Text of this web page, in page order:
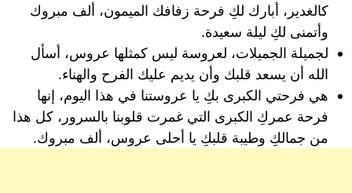
كالغدير، أبارك لكِ فرحة زفافك الميمون، ألف مبروك
وأتمنى لكِ ليلة سعيدة.
لجميلة الجميلات، لعروسة ليس كمثلها عروس، أسأل
الله أن يسعد قلبك وأن يديم عليك الفرح والهناء.
هي فرحتي الكبرى بكِ يا عروستنا في هذا اليوم، إنها
فرحة عمركِ الكبرى التي غمرت قلوبنا بالسرور، كل هذا
من جمالكِ وطيبة قلبكِ يا أحلى عروس، ألف مبروك.